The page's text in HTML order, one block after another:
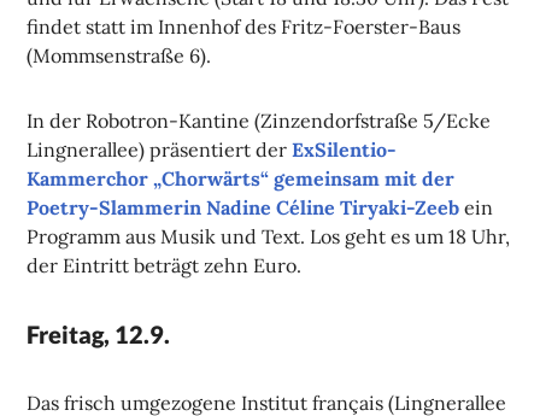
findet statt im Innenhof des Fritz-Foerster-Baus
(Mommsenstraße 6).
In der Robotron-Kantine (Zinzendorfstraße 5/Ecke
Lingnerallee) präsentiert derExSilentio-
Kammerchor „Chorwärts“ gemeinsam mit der
Poetry-Slammerin Nadine Céline Tiryaki-Zeeb ein
Programm aus Musik und Text. Los geht es um 18 Uhr,
der Eintritt beträgt zehn Euro.
Freitag, 12.9.
Das frisch umgezogene Institut français (Lingnerallee